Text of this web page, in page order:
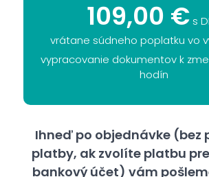
109,00 € s
vrátane súdneho poplatku vo
vypracovanie dokumentov k
hodín
Ihneď po objednávke (bez
platby, ak zvolíte platbu
bankový účet) vám